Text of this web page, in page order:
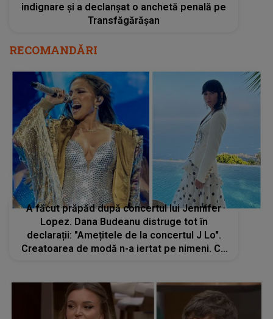
indignare și a declanșat o anchetă penală pe
Transfăgărășan
RECOMANDĂRI
A făcut prăpăd după concertul lui Jennifer
Lopez. Dana Budeanu distruge tot în
declarații: "Amețitele de la concertul J Lo".
Creatoarea de modă n-a iertat pe nimeni. Ce